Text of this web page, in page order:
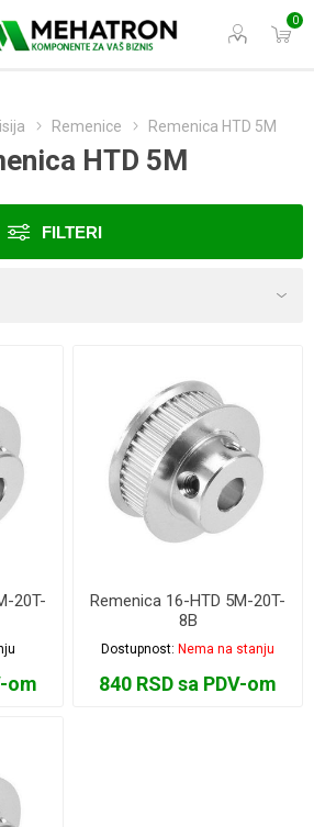
0
Remenice Remenica HTD 5M
HTD 5M
FILTERI
20T-
om
Remenica 16-HTD 5M-20T-
8B
Dostupnost:Nema na stanju
840 RSD sa PDV-om